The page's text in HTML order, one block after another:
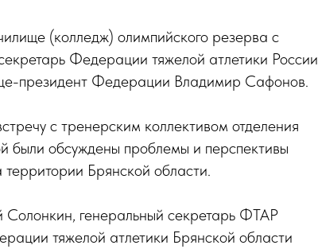
(колледж) олимпийского резерва с
Федерации тяжелой атлетики России
президент Федерации Владимир Сафонов.
с тренерским коллективом отделения
были обсуждены проблемы и перспективы
Брянской области.
Солонкин, генеральный секретарь ФТАР
тяжелой атлетики Брянской области